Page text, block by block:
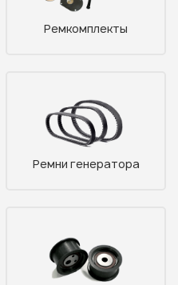
Ремкомплекты
Ремни генератора